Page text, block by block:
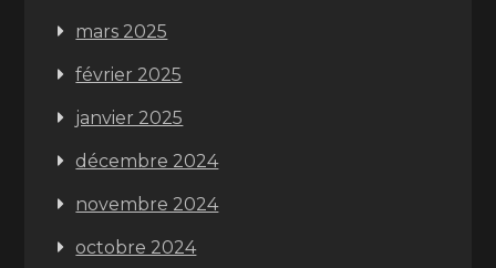
mars 2025
février 2025
janvier 2025
décembre 2024
novembre 2024
octobre 2024